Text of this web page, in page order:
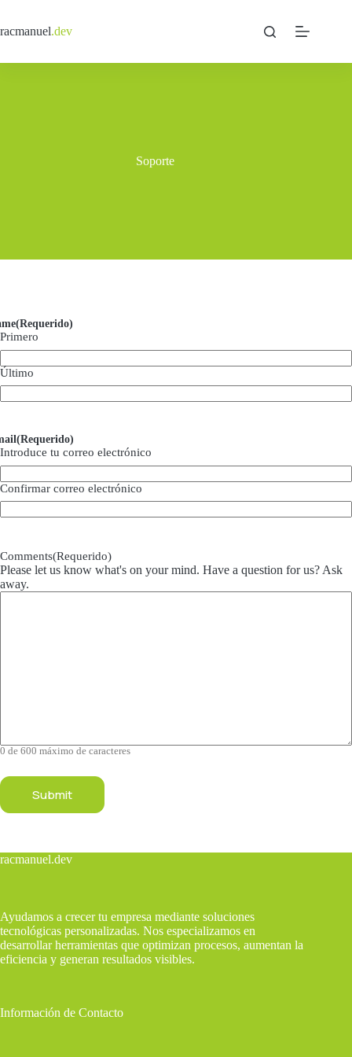
contenido
racmanuel.dev
Soporte
(Requerido)
Primero
Último
(Requerido)
Introduce tu correo electrónico
Confirmar correo electrónico
Comments(Requerido)
Please let us know what's on your mind. Have a question for us? Ask
away.
0 de 600 máximo de caracteres
racmanuel.dev
Ayudamos a crecer tu empresa mediante soluciones
tecnológicas personalizadas. Nos especializamos en
desarrollar herramientas que optimizan procesos, aumentan la
eficiencia y generan resultados visibles.
Información de Contacto